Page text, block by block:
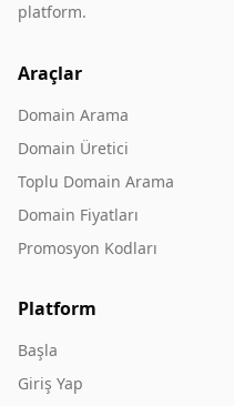
platform.
Araçlar
Domain Arama
Domain Üretici
Toplu Domain Arama
Domain Fiyatları
Promosyon Kodları
Platform
Başla
Giriş Yap